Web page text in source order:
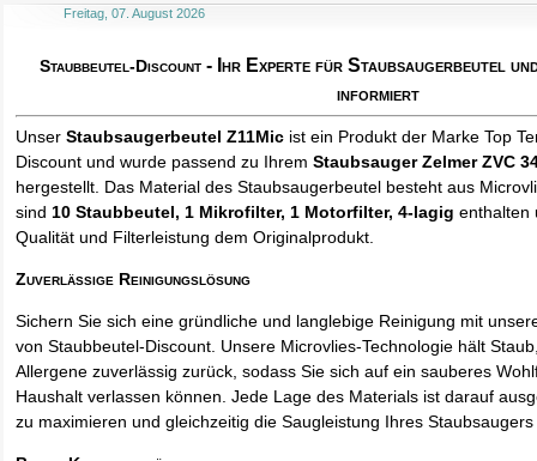
Freitag, 07. August 2026
Staubbeutel-Discount - Ihr Experte für Staubsaugerbeutel
informiert
UnserStaubsaugerbeutel Z11Mic ist ein Produkt der Marke Top
Discount und wurde passend zu IhremStaubsauger Zelmer ZVC
hergestellt. Das Material des Staubsaugerbeutel besteht aus
sind 10 Staubbeutel, 1 Mikrofilter, 1 Motorfilter, 4-lagig enthalten
Qualität und Filterleistung dem Originalprodukt.
Zuverlässige Reinigungslösung
Sichern Sie sich eine gründliche und langlebige Reinigung mit
von Staubbeutel-Discount. Unsere Microvlies-Technologie hält
Allergene zuverlässig zurück, sodass Sie sich auf ein sauberes
Haushalt verlassen können. Jede Lage des Materials ist darauf
zu maximieren und gleichzeitig die Saugleistung Ihres